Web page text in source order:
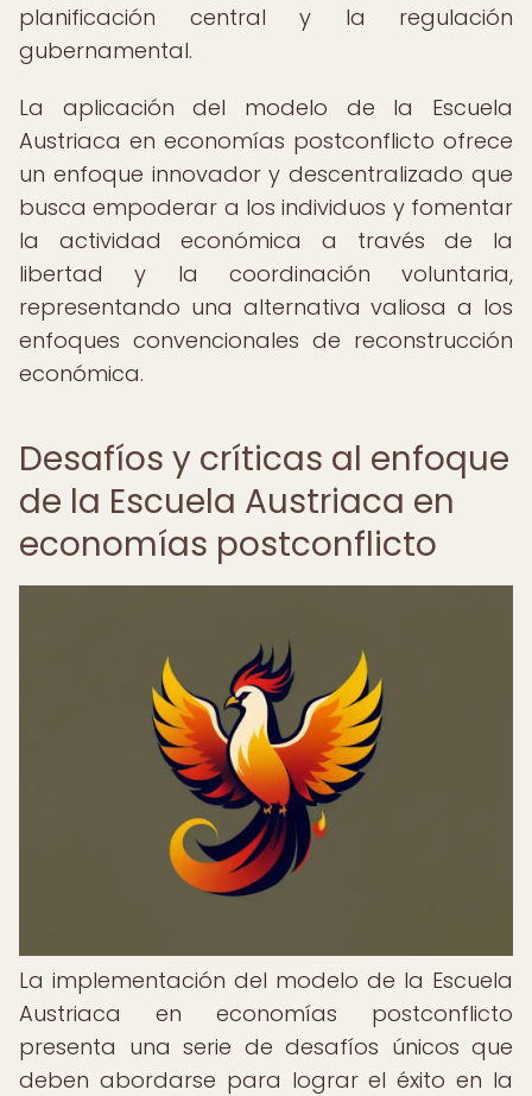
planificación central y la regulación
gubernamental.
La aplicación del modelo de la Escuela
Austriaca en economías postconflicto ofrece
un enfoque innovador y descentralizado que
busca empoderar a los individuos y fomentar
la actividad económica a través de la
libertad y la coordinación voluntaria,
representando una alternativa valiosa a los
enfoques convencionales de reconstrucción
económica.
Desafíos y críticas al enfoque
de la Escuela Austriaca en
economías postconflicto
La implementación del modelo de la Escuela
Austriaca en economías postconflicto
presenta una serie de desafíos únicos que
deben abordarse para lograr el éxito en la